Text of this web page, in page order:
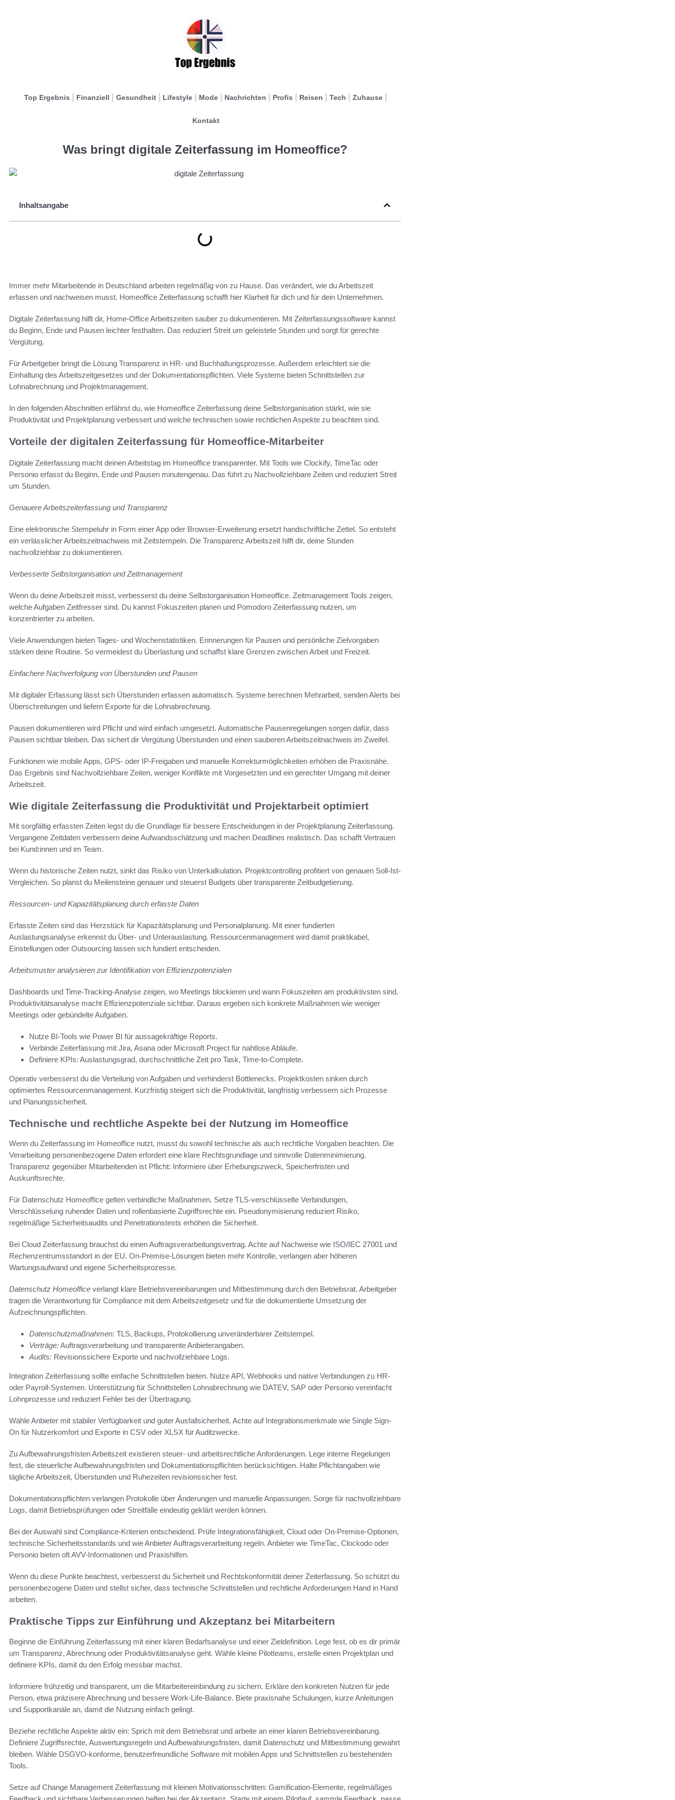
Top Ergebnis Finanziell Gesundheit Lifestyle Mode Nachrichten Profis Reisen Tech Zuhause
Kontakt
Was bringt digitale Zeiterfassung im Homeoffice?
Inhaltsangabe
Immer mehr Mitarbeitende in Deutschland arbeiten regelmäßig von zu Hause. Das verändert, wie du Arbeitszeit
erfassen und nachweisen musst. Homeoffice Zeiterfassung schafft hier Klarheit für dich und für dein Unternehmen.
Digitale Zeiterfassung hilft dir, Home-Office Arbeitszeiten sauber zu dokumentieren. Mit Zeiterfassungssoftware kannst
du Beginn, Ende und Pausen leichter festhalten. Das reduziert Streit um geleistete Stunden und sorgt für gerechte
Vergütung.
Für Arbeitgeber bringt die Lösung Transparenz in HR- und Buchhaltungsprozesse. Außerdem erleichtert sie die
Einhaltung des Arbeitszeitgesetzes und der Dokumentationspflichten. Viele Systeme bieten Schnittstellen zur
Lohnabrechnung und Projektmanagement.
In den folgenden Abschnitten erfährst du, wie Homeoffice Zeiterfassung deine Selbstorganisation stärkt, wie sie
Produktivität und Projektplanung verbessert und welche technischen sowie rechtlichen Aspekte zu beachten sind.
Vorteile der digitalen Zeiterfassung für Homeoffice-Mitarbeiter
Digitale Zeiterfassung macht deinen Arbeitstag im Homeoffice transparenter. Mit Tools wie Clockify, TimeTac oder
Personio erfasst du Beginn, Ende und Pausen minutengenau. Das führt zu Nachvollziehbare Zeiten und reduziert Streit
um Stunden.
Genauere Arbeitszeiterfassung und Transparenz
Eine elektronische Stempeluhr in Form einer App oder Browser-Erweiterung ersetzt handschriftliche Zettel. So entsteht
ein verlässlicher Arbeitszeitnachweis mit Zeitstempeln. Die Transparenz Arbeitszeit hilft dir, deine Stunden
nachvollziehbar zu dokumentieren.
Verbesserte Selbstorganisation und Zeitmanagement
Wenn du deine Arbeitszeit misst, verbesserst du deine Selbstorganisation Homeoffice. Zeitmanagement Tools zeigen,
welche Aufgaben Zeitfresser sind. Du kannst Fokuszeiten planen und Pomodoro Zeiterfassung nutzen, um
konzentrierter zu arbeiten.
Viele Anwendungen bieten Tages- und Wochenstatistiken. Erinnerungen für Pausen und persönliche Zielvorgaben
stärken deine Routine. So vermeidest du Überlastung und schaffst klare Grenzen zwischen Arbeit und Freizeit.
Einfachere Nachverfolgung von Überstunden und Pausen
Mit digitaler Erfassung lässt sich Überstunden erfassen automatisch. Systeme berechnen Mehrarbeit, senden Alerts bei
Überschreitungen und liefern Exporte für die Lohnabrechnung.
Pausen dokumentieren wird Pflicht und wird einfach umgesetzt. Automatische Pausenregelungen sorgen dafür, dass
Pausen sichtbar bleiben. Das sichert dir Vergütung Überstunden und einen sauberen Arbeitszeitnachweis im Zweifel.
Funktionen wie mobile Apps, GPS- oder IP-Freigaben und manuelle Korrekturmöglichkeiten erhöhen die Praxisnähe.
Das Ergebnis sind Nachvollziehbare Zeiten, weniger Konflikte mit Vorgesetzten und ein gerechter Umgang mit deiner
Arbeitszeit.
Wie digitale Zeiterfassung die Produktivität und Projektarbeit optimiert
Mit sorgfältig erfassten Zeiten legst du die Grundlage für bessere Entscheidungen in der Projektplanung Zeiterfassung.
Vergangene Zeitdaten verbessern deine Aufwandsschätzung und machen Deadlines realistisch. Das schafft Vertrauen
bei Kund:innen und im Team.
Wenn du historische Zeiten nutzt, sinkt das Risiko von Unterkalkulation. Projektcontrolling profitiert von genauen Soll-Ist-
Vergleichen. So planst du Meilensteine genauer und steuerst Budgets über transparente Zeitbudgetierung.
Ressourcen- und Kapazitätsplanung durch erfasste Daten
Erfasste Zeiten sind das Herzstück für Kapazitätsplanung und Personalplanung. Mit einer fundierten
Auslastungsanalyse erkennst du Über- und Unterauslastung. Ressourcenmanagement wird damit praktikabel,
Einstellungen oder Outsourcing lassen sich fundiert entscheiden.
Arbeitsmuster analysieren zur Identifikation von Effizienzpotenzialen
Dashboards und Time-Tracking-Analyse zeigen, wo Meetings blockieren und wann Fokuszeiten am produktivsten sind.
Produktivitätsanalyse macht Effizienzpotenziale sichtbar. Daraus ergeben sich konkrete Maßnahmen wie weniger
Meetings oder gebündelte Aufgaben.
Nutze BI-Tools wie Power BI für aussagekräftige Reports.
Verbinde Zeiterfassung mit Jira, Asana oder Microsoft Project für nahtlose Abläufe.
Definiere KPIs: Auslastungsgrad, durchschnittliche Zeit pro Task, Time-to-Complete.
Operativ verbesserst du die Verteilung von Aufgaben und verhinderst Bottlenecks. Projektkosten sinken durch
optimiertes Ressourcenmanagement. Kurzfristig steigert sich die Produktivität, langfristig verbessern sich Prozesse
und Planungssicherheit.
Technische und rechtliche Aspekte bei der Nutzung im Homeoffice
Wenn du Zeiterfassung im Homeoffice nutzt, musst du sowohl technische als auch rechtliche Vorgaben beachten. Die
Verarbeitung personenbezogene Daten erfordert eine klare Rechtsgrundlage und sinnvolle Datenminimierung.
Transparenz gegenüber Mitarbeitenden ist Pflicht: Informiere über Erhebungszweck, Speicherfristen und
Auskunftsrechte.
Für Datenschutz Homeoffice gelten verbindliche Maßnahmen. Setze TLS-verschlüsselte Verbindungen,
Verschlüsselung ruhender Daten und rollenbasierte Zugriffsrechte ein. Pseudonymisierung reduziert Risiko,
regelmäßige Sicherheitsaudits und Penetrationstests erhöhen die Sicherheit.
Bei Cloud Zeiterfassung brauchst du einen Auftragsverarbeitungsvertrag. Achte auf Nachweise wie ISO/IEC 27001 und
Rechenzentrumsstandort in der EU. On-Premise-Lösungen bieten mehr Kontrolle, verlangen aber höheren
Wartungsaufwand und eigene Sicherheitsprozesse.
Datenschutz Homeoffice verlangt klare Betriebsvereinbarungen und Mitbestimmung durch den Betriebsrat. Arbeitgeber
tragen die Verantwortung für Compliance mit dem Arbeitszeitgesetz und für die dokumentierte Umsetzung der
Aufzeichnungspflichten.
Datenschutzmaßnahmen: TLS, Backups, Protokollierung unveränderbarer Zeitstempel.
Verträge:Auftragsverarbeitung und transparente Anbieterangaben.
Audits: Revisionssichere Exporte und nachvollziehbare Logs.
Integration Zeiterfassung sollte einfache Schnittstellen bieten. Nutze API, Webhooks und native Verbindungen zu HR-
oder Payroll-Systemen. Unterstützung für Schnittstellen Lohnabrechnung wie DATEV, SAP oder Personio vereinfacht
Lohnprozesse und reduziert Fehler bei der Übertragung.
Wähle Anbieter mit stabiler Verfügbarkeit und guter Ausfallsicherheit. Achte auf Integrationsmerkmale wie Single Sign-
On für Nutzerkomfort und Exporte in CSV oder XLSX für Auditzwecke.
Zu Aufbewahrungsfristen Arbeitszeit existieren steuer- und arbeitsrechtliche Anforderungen. Lege interne Regelungen
fest, die steuerliche Aufbewahrungsfristen und Dokumentationspflichten berücksichtigen. Halte Pflichtangaben wie
tägliche Arbeitszeit, Überstunden und Ruhezeiten revisionssicher fest.
Dokumentationspflichten verlangen Protokolle über Änderungen und manuelle Anpassungen. Sorge für nachvollziehbare
Logs, damit Betriebsprüfungen oder Streitfälle eindeutig geklärt werden können.
Bei der Auswahl sind Compliance-Kriterien entscheidend. Prüfe Integrationsfähigkeit, Cloud oder On-Premise-Optionen,
technische Sicherheitsstandards und wie Anbieter Auftragsverarbeitung regeln. Anbieter wie TimeTac, Clockodo oder
Personio bieten oft AVV-Informationen und Praxishilfen.
Wenn du diese Punkte beachtest, verbesserst du Sicherheit und Rechtskonformität deiner Zeiterfassung. So schützt du
personenbezogene Daten und stellst sicher, dass technische Schnittstellen und rechtliche Anforderungen Hand in Hand
arbeiten.
Praktische Tipps zur Einführung und Akzeptanz bei Mitarbeitern
Beginne die Einführung Zeiterfassung mit einer klaren Bedarfsanalyse und einer Zieldefinition. Lege fest, ob es dir primär
um Transparenz, Abrechnung oder Produktivitätsanalyse geht. Wähle kleine Pilotteams, erstelle einen Projektplan und
definiere KPIs, damit du den Erfolg messbar machst.
Informiere frühzeitig und transparent, um die Mitarbeitereinbindung zu sichern. Erkläre den konkreten Nutzen für jede
Person, etwa präzisere Abrechnung und bessere Work-Life-Balance. Biete praxisnahe Schulungen, kurze Anleitungen
und Supportkanäle an, damit die Nutzung einfach gelingt.
Beziehe rechtliche Aspekte aktiv ein: Sprich mit dem Betriebsrat und arbeite an einer klaren Betriebsvereinbarung.
Definiere Zugriffsrechte, Auswertungsregeln und Aufbewahrungsfristen, damit Datenschutz und Mitbestimmung gewahrt
bleiben. Wähle DSGVO-konforme, benutzerfreundliche Software mit mobilen Apps und Schnittstellen zu bestehenden
Tools.
Setze auf Change Management Zeiterfassung mit kleinen Motivationsschritten: Gamification-Elemente, regelmäßiges